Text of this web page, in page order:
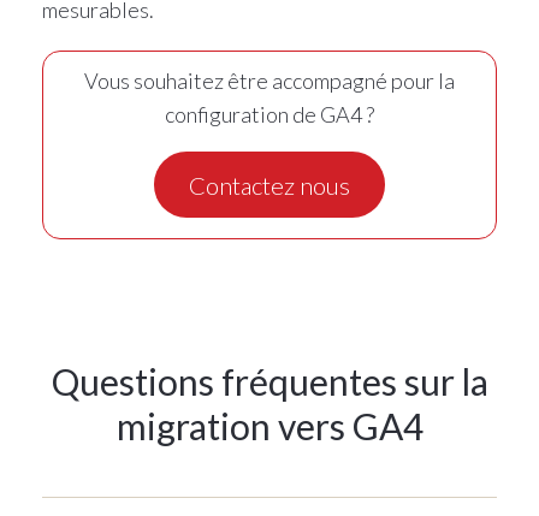
mesurables.
Vous souhaitez être accompagné pour la
configuration de GA4 ?
Contactez nous
Questions fréquentes sur la
migration vers GA4